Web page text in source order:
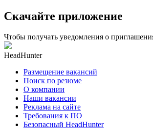
Скачайте приложение
Чтобы получать уведомления о
HeadHunter
Размещение вакансий
Поиск по резюме
О компании
Наши вакансии
Реклама на сайте
Требования к ПО
Безопасный HeadHunter